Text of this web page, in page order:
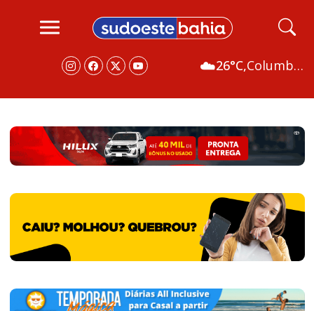
☁️26°C, Columbus